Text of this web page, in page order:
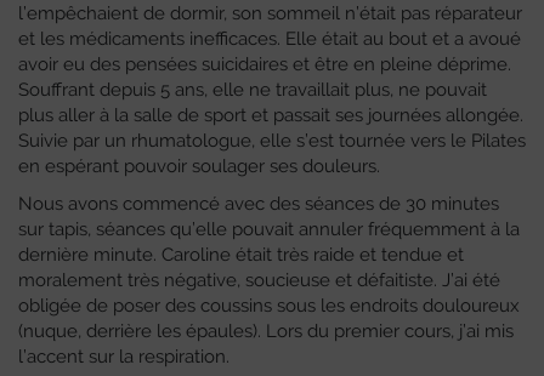
l’empêchaient de dormir, son sommeil n’était pas réparateur
et les médicaments inefficaces. Elle était au bout et a avoué
avoir eu des pensées suicidaires et être en pleine déprime.
Souffrant depuis 5 ans, elle ne travaillait plus, ne pouvait
plus aller à la salle de sport et passait ses journées allongée.
Suivie par un rhumatologue, elle s’est tournée vers le Pilates
en espérant pouvoir soulager ses douleurs.
Nous avons commencé avec des séances de 30 minutes
sur tapis, séances qu’elle pouvait annuler fréquemment à la
dernière minute. Caroline était très raide et tendue et
moralement très négative, soucieuse et défaitiste. J’ai été
obligée de poser des coussins sous les endroits douloureux
(nuque, derrière les épaules). Lors du premier cours, j’ai mis
l’accent sur la respiration.